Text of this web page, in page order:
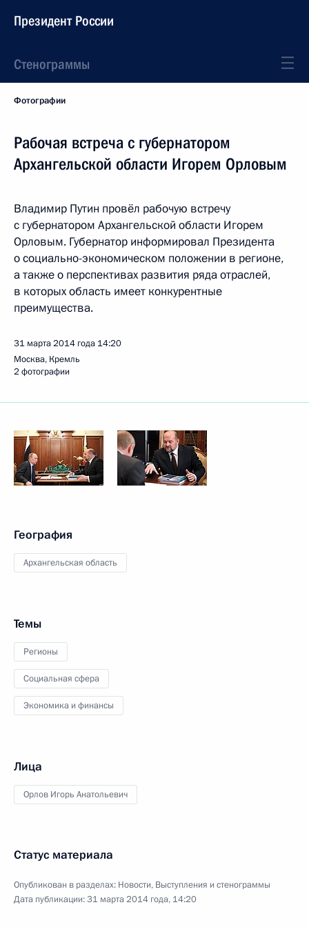
Президент России
Стенограммы
Фотографии
Рабочая встреча с губернатором
Архангельской области Игорем Орловым
Владимир Путин провёл рабочую встречу
с губернатором Архангельской области Игорем
Орловым. Губернатор информировал Президента
о социально-экономическом положении в регионе,
а также о перспективах развития ряда отраслей,
в которых область имеет конкурентные
преимущества.
31 марта 2014 года 14:20
Москва, Кремль
2 фотографии
География
Архангельская область
Темы
Регионы
Социальная сфера
Экономика и финансы
Лица
Орлов Игорь Анатольевич
Статус материала
Опубликован в разделах: Новости, Выступления и стенограммы
Дата публикации:31 марта 2014 года, 14:20